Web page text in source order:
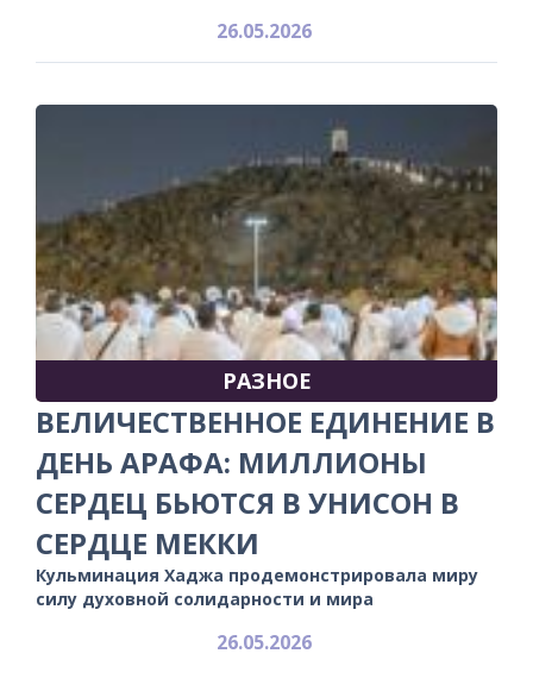
26.05.2026
РАЗНОЕ
ВЕЛИЧЕСТВЕННОЕ ЕДИНЕНИЕ В
ДЕНЬ АРАФА: МИЛЛИОНЫ
СЕРДЕЦ БЬЮТСЯ В УНИСОН В
СЕРДЦЕ МЕККИ
Кульминация Хаджа продемонстрировала миру
силу духовной солидарности и мира
26.05.2026